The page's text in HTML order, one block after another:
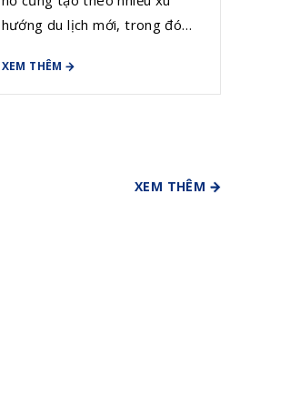
hướng du lịch mới, trong đó
là hướng đi phù hợp với bối
cảnh hiện tại.
XEM THÊM
XEM THÊM